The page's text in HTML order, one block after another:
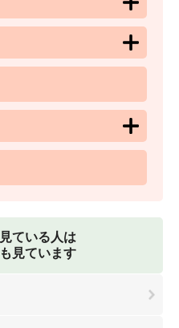
ている人は
見ています